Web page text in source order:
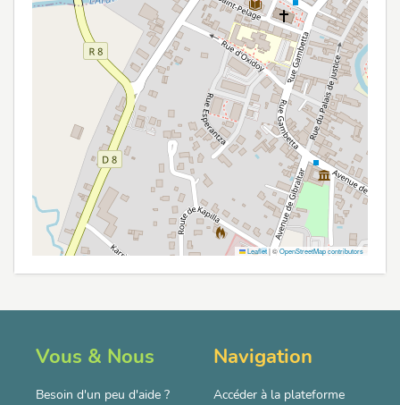
Leaflet|©OpenStreetMap contributors
Vous & Nous
Besoin d'un peu d'aide ?
Navigation
Accéder à la plateforme